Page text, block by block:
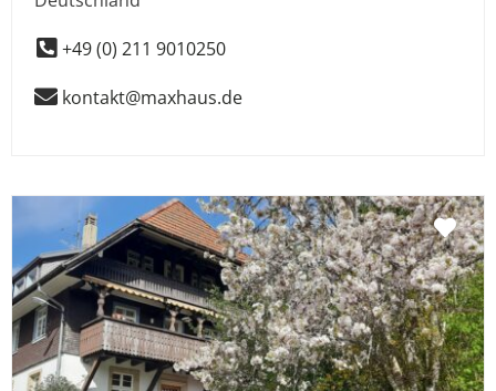
+49 (0) 211 9010250
kontakt@maxhaus.de